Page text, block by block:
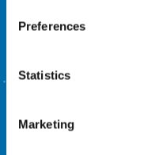
Preferences
Statistics
Marketing
需要帮助，
兴趣了解更多信息或有